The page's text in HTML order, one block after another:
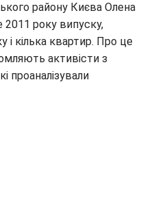
району Києва Олена
2011 року випуску,
і кілька квартир. Про це
активісти з
проаналізували